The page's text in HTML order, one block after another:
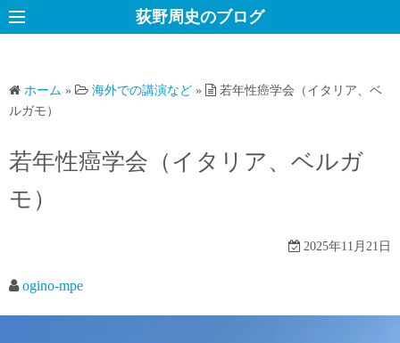
コ
ン
キ
ッ
荻野周史のブログ
ホーム » 海外での講演など »
若年性癌学会（イタリア、ベ
ルガモ）
若年性癌学会（イタリア、ベルガ
モ）
2025年11月21日
ogino-mpe